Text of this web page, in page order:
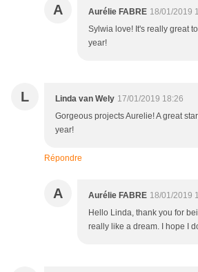
A Aurélie FABRE 18/01/2019
Sylwia love! It's really great
year!
L Linda van Wely 17/01/2019 18:26
Gorgeous projects Aurelie! A great
year!
Répondre
A Aurélie FABRE 18/01/2019
Hello Linda, thank you for
really like a dream. I hope I